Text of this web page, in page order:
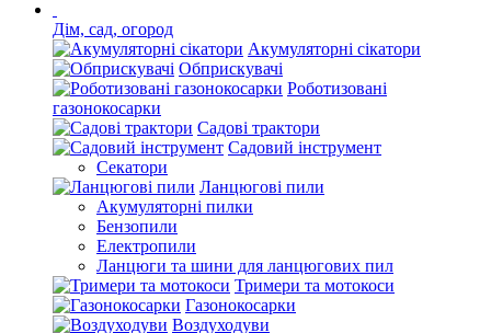
Дім, сад, огород
Акумуляторні сікатори
Обприскувачі
Роботизовані
газонокосарки
Садові трактори
Садовий інструмент
Секатори
Ланцюгові пили
Акумуляторні пилки
Бензопили
Електропили
Ланцюги та шини для ланцюгових пил
Тримери та мотокоси
Газонокосарки
Воздуходуви